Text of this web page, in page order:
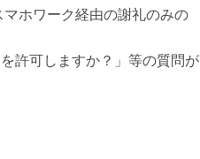
ホワーク経由の謝礼のみの
許可しますか？」等の質問が